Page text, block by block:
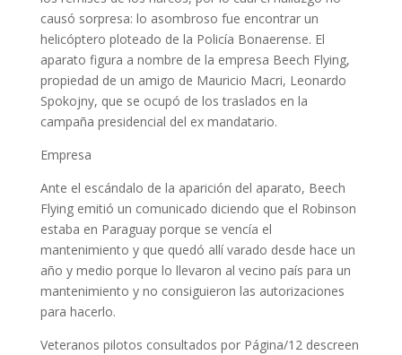
causó sorpresa: lo asombroso fue encontrar un
helicóptero ploteado de la Policía Bonaerense. El
aparato figura a nombre de la empresa Beech Flying,
propiedad de un amigo de Mauricio Macri, Leonardo
Spokojny, que se ocupó de los traslados en la
campaña presidencial del ex mandatario.
Empresa
Ante el escándalo de la aparición del aparato, Beech
Flying emitió un comunicado diciendo que el Robinson
estaba en Paraguay porque se vencía el
mantenimiento y que quedó allí varado desde hace un
año y medio porque lo llevaron al vecino país para un
mantenimiento y no consiguieron las autorizaciones
para hacerlo.
Veteranos pilotos consultados por Página/12 descreen